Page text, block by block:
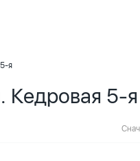
я
Кедровая 5-я